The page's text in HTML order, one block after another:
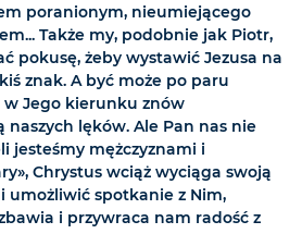
poranionym, nieumiejącego
Także my, podobnie jak Piotr,
pokusę, żeby wystawić Jezusa na
znak. A być może po paru
Jego kierunku znów
naszych lęków. Ale Pan nas nie
jesteśmy mężczyznami i
Chrystus wciąż wyciąga swoją
umożliwić spotkanie z Nim,
i przywraca nam radość z